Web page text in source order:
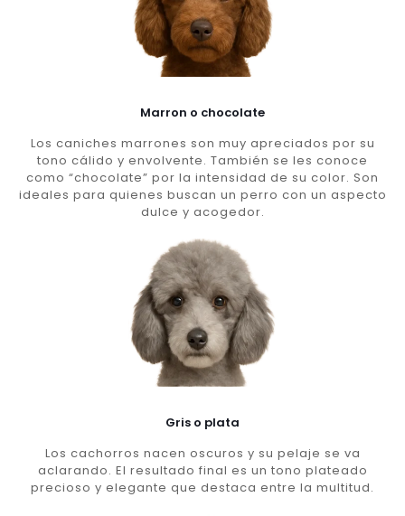
Marron o chocolate
Los caniches marrones son muy apreciados por su
tono cálido y envolvente. También se les conoce
como “chocolate” por la intensidad de su color. Son
ideales para quienes buscan un perro con un aspecto
dulce y acogedor.
Gris o plata
Los cachorros nacen oscuros y su pelaje se va
aclarando. El resultado final es un tono plateado
precioso y elegante que destaca entre la multitud.